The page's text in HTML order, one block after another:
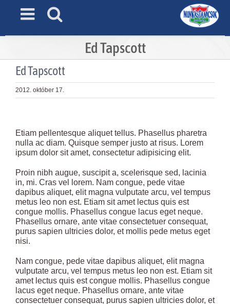
Ed Tapscott
Ed Tapscott
2012. október 17.
Image
Etiam pellentesque aliquet tellus. Phasellus pharetra
nulla ac diam. Quisque semper justo at risus. Lorem
ipsum dolor sit amet, consectetur adipisicing elit.
Proin nibh augue, suscipit a, scelerisque sed, lacinia
in, mi. Cras vel lorem. Nam congue, pede vitae
dapibus aliquet, elit magna vulputate arcu, vel tempus
metus leo non est. Etiam sit amet lectus quis est
congue mollis. Phasellus congue lacus eget neque.
Phasellus ornare, ante vitae consectetuer consequat,
purus sapien ultricies dolor, et mollis pede metus eget
nisi.
Nam congue, pede vitae dapibus aliquet, elit magna
vulputate arcu, vel tempus metus leo non est. Etiam sit
amet lectus quis est congue mollis. Phasellus congue
lacus eget neque. Phasellus ornare, ante vitae
consectetuer consequat, purus sapien ultricies dolor, et